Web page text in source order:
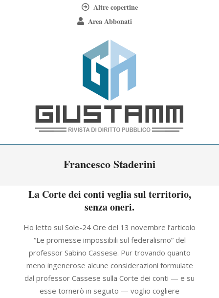
Altre copertine
Area Abbonati
Giustamm
Francesco Staderini
La Corte dei conti veglia sul territorio,
senza oneri.
09-
Ho letto sul Sole-24 Ore del 13 novembre l’articolo
“Le promesse impossibili sul federalismo” del
professor Sabino Cassese. Pur trovando quanto
meno ingenerose alcune considerazioni formulate
dal professor Cassese sulla Corte dei conti — e su
esse tornerò in seguito — voglio cogliere